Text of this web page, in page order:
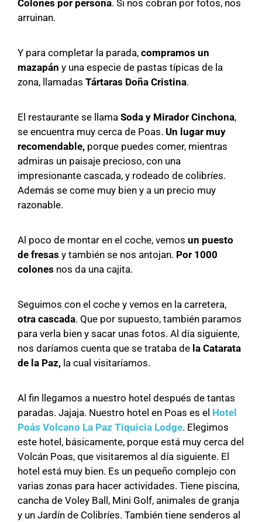
Colones por persona. Si nos cobran por fotos, nos
arruinan.
Y para completar la parada, compramos un
mazapán y una especie de pastas típicas de la
zona, llamadas Tártaras Doña Cristina.
El restaurante se llamaSoda y Mirador Cinchona,
se encuentra muy cerca de Poas. Un lugar muy
recomendable,porque puedes comer, mientras
admiras un paisaje precioso, con una
impresionante cascada, y rodeado de colibríes.
Además se come muy bien y a un precio muy
razonable.
Al poco de montar en el coche, vemos un puesto
de fresas y también se nos antojan. Por 1000
colones nos da una cajita.
Seguimos con el coche y vemos en la carretera,
otra cascada. Que por supuesto, también paramos
para verla bien y sacar unas fotos. Al día siguiente,
nos daríamos cuenta que se trataba de la Catarata
de la Paz,la cual visitaríamos.
Al fin llegamos a nuestro hotel después de tantas
paradas. Jajaja. Nuestro hotel en Poas es el Hotel
Poás Volcano La Paz Tiquicia Lodge. Elegimos
este hotel, básicamente, porque está muy cerca del
Volcán Poas, que visitaremos al día siguiente. El
hotel está muy bien. Es un pequeño complejo con
varias zonas para hacer actividades. Tiene piscina,
cancha de Voley Ball, Mini Golf, animales de granja
y un Jardín de Colibríes. También tiene senderos al